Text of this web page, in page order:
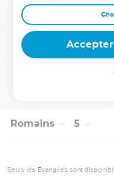
Or ce n'est pas pour
a été portée à son
mais c'est aussi pour
compte, puisque nous
Romains 5
Seuls les Évangiles sont